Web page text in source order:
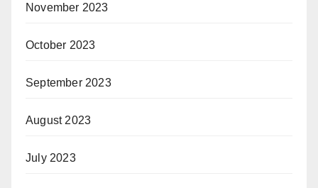
November 2023
October 2023
September 2023
August 2023
July 2023